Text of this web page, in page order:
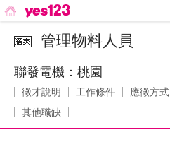
管理物料人員
聯發電機：桃園
徵才說明 工作條件
應徵方式
其他職缺